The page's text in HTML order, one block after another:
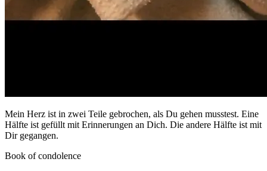
Mein Herz ist in zwei Teile gebrochen, als Du gehen musstest. Eine
Hälfte ist gefüllt mit Erinnerungen an Dich. Die andere Hälfte ist mit
Dir gegangen.
Book of condolence